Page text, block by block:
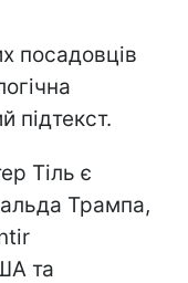
посадовців
підтекст.
Тіль є
Трампа,
та